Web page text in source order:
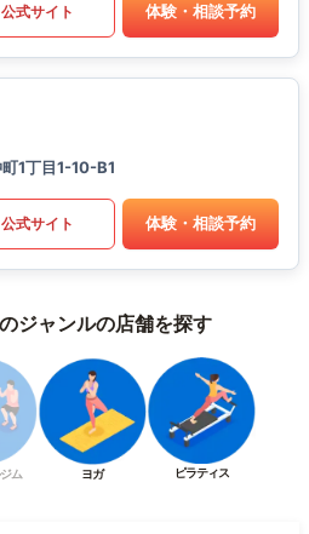
公式サイト 体験・相談予約
1丁目1-10-B1
公式サイト 体験・相談予約
ジャンルの店舗を探す
ム ヨガ ピラティス